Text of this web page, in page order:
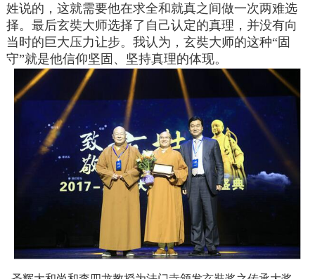
姓说的，这就需要他在求全和就真之间做一次两难选
择。最后玄奘大师选择了自己认定的真理，并没有向
当时的巨大压力让步。我认为，玄奘大师的这种“固
守”就是他信仰坚固、坚持真理的体现。